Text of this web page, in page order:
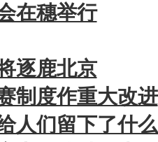
在穗举行
逐鹿北京
制度作重大改进
人们留下了什